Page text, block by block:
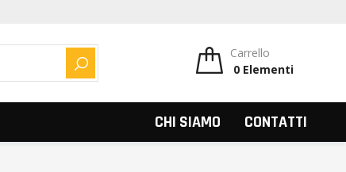
CERCA
Carrello
0 Elementi
CHI SIAMO CONTATTI